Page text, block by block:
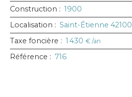
Construction : 1900
Localisation : Saint-Étienne 42100
Taxe foncière : 1 430 € /an
Référence : 716